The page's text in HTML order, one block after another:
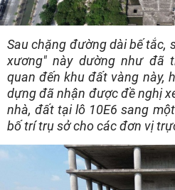
Sau chặng đường dài bế tắc,
xương" này dường như đã
quan đến khu đất vàng này,
dựng đã nhận được đề nghị
nhà, đất tại lô 10E6 sang
bố trí trụ sở cho các đơn vị